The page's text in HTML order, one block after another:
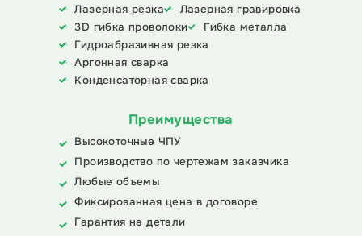
Лазерная резка
Лазерная гравировка
3D гибка проволоки
Гибка металла
Гидроабразивная резка
Аргонная сварка
Конденсаторная сварка
Преимущества
Высокоточные ЧПУ
Производство по чертежам заказчика
Любые объемы
Фиксированная цена в договоре
Гарантия на детали